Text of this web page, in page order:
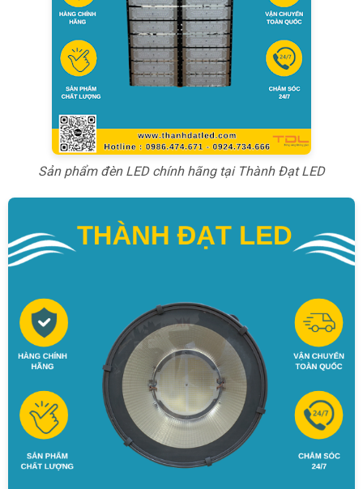
Sản phẩm đèn LED chính hãng tại Thành Đạt LED